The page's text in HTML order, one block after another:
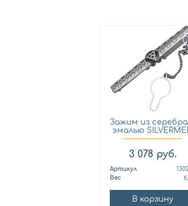
Зажим из
эмалью
1...
3 078 руб.
Артикул
Вес
В корзину